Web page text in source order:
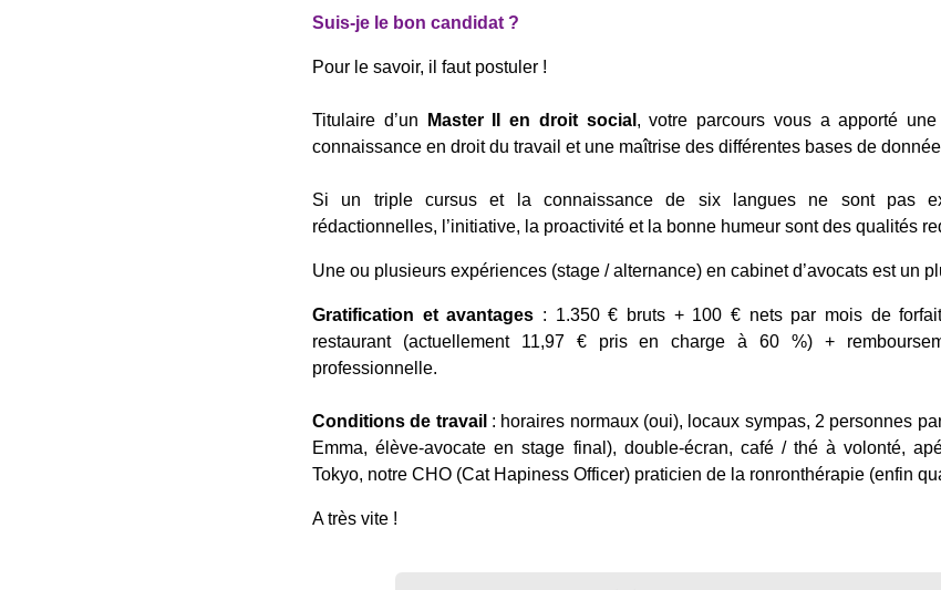
Suis-je le bon candidat ?
Pour le savoir, il faut postuler !
Titulaire d’un Master II en droit social , votre parcours vous a apporté
connaissance en droit du travail et une maîtrise des différentes bases de
Si un triple cursus et la connaissance de six langues ne sont pas
rédactionnelles, l’initiative, la proactivité et la bonne humeur sont des qualités
Une ou plusieurs expériences (stage / alternance) en cabinet d’avocats est un
Gratification et avantages : 1.350 € bruts + 100 € nets par mois de
restaurant (actuellement 11,97 € pris en charge à 60 %) +
professionnelle.
Conditions de travail : horaires normaux (oui), locaux sympas, 2 personnes
Emma, élève-avocate en stage final), double-écran, café / thé à volonté,
Tokyo, notre CHO (Cat Hapiness Officer) praticien de la ronronthérapie (enfin
A très vite !